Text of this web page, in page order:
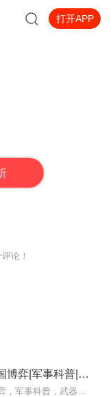
打开APP
论！
音频版：国际大事评论|大国博弈|军事科普|科技讲解
最新国际资讯，带你了解各国博弈，军事科普，武器博览。本专辑为听风的蚕原创专辑，本专辑将为您介绍军事科普和国际动态和热点大事，通过独家解读，为您理清热点之下的脉络...